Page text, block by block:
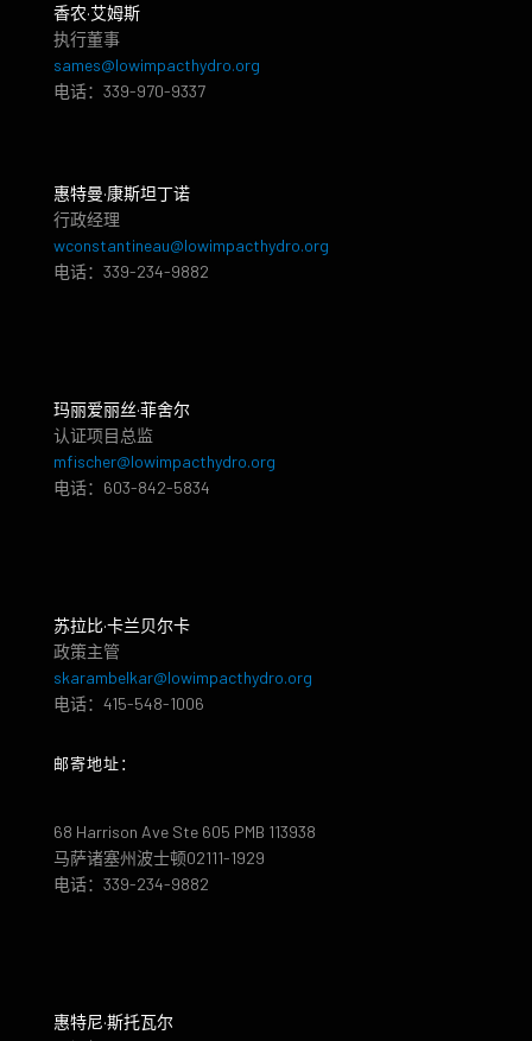
香农·艾姆斯
执行董事
sames@lowimpacthydro.org
电话：339-970-9337
惠特曼·康斯坦丁诺
行政经理
wconstantineau@lowimpacthydro.org
电话：339-234-9882
玛丽爱丽丝·菲舍尔
认证项目总监
mfischer@lowimpacthydro.org
电话：603-842-5834
苏拉比·卡兰贝尔卡
政策主管
skarambelkar@lowimpacthydro.org
电话：415-548-1006
邮寄地址：
68 Harrison Ave Ste 605 PMB 113938
马萨诸塞州波士顿02111-1929
电话：339-234-9882
惠特尼·斯托瓦尔